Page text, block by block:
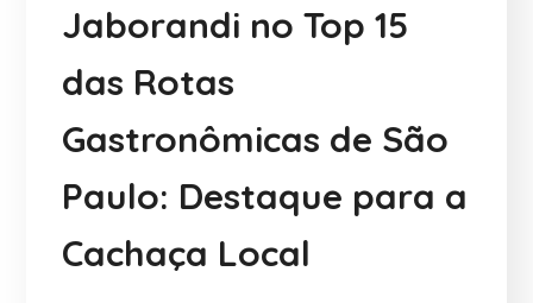
Jaborandi no Top 15
das Rotas
Gastronômicas de São
Paulo: Destaque para a
Cachaça Local